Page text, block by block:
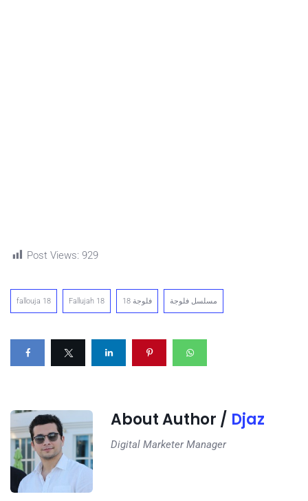
Post Views: 929
fallouja 18 Fallujah 18 فلوجة 18 مسلسل فلوجة
About Author / Djaz
Digital Marketer Manager